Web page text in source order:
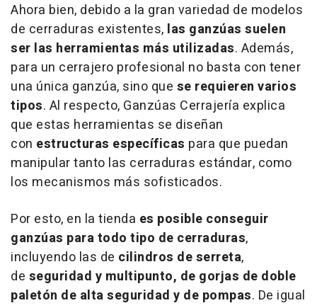
Ahora bien, debido a la gran variedad de modelos
de cerraduras existentes, las ganzúas suelen
ser las herramientas más utilizadas. Además,
para un cerrajero profesional no basta con tener
una única ganzúa, sino que se requieren varios
tipos. Al respecto, Ganzúas Cerrajería explica
que estas herramientas se diseñan
con estructuras específicas para que puedan
manipular tanto las cerraduras estándar, como
los mecanismos más sofisticados.
Por esto, en la tienda es posible conseguir
ganzúas para todo tipo de cerraduras,
incluyendo las de cilindros de serreta,
de seguridad y multipunto, de gorjas de doble
paletón de alta seguridad y de pompas. De igual